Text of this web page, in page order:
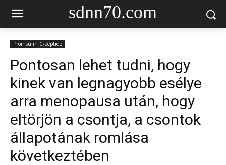
sdnn70.com
Proinsulin C-peptide
Pontosan lehet tudni, hogy
kinek van legnagyobb esélye
arra menopausa után, hogy
eltörjön a csontja, a csontok
állapotának romlása
következtében